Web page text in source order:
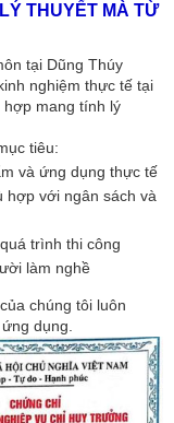
THUYẾT MÀ TỪ
tại Dũng Thúy
nghiệm thực tế tại
mang tính lý
tiêu:
và ứng dụng thực tế
hợp với ngân sách và
trình thi công
làm nghề
chúng tôi luôn
dụng.